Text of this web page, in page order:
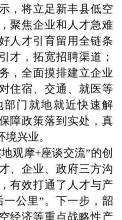
，将立足新丰县低空
聚焦企业和人才急难
人才引育留用全链条
才，拓宽招聘渠道；
，全面摸排建立企业
住宿、交通、就医等
门就地就近快速解
障政策落到实处，真
兴业。
观摩+座谈交流”的创
、企业、政府三方沟
有效打通了人才与产
一公里”。下一步，韶
经济等重点战略性产